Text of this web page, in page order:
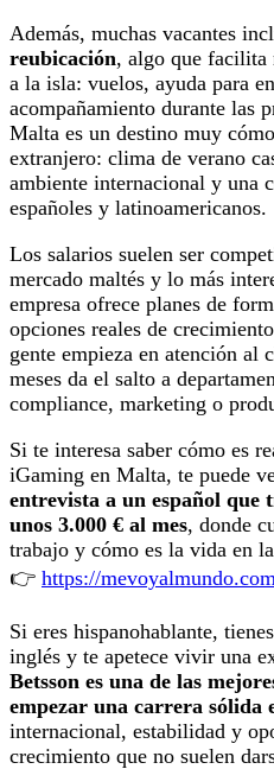
Además, muchas vacantes
reubicación, algo que facilita
a la isla: vuelos, ayuda para
acompañamiento durante las
Malta es un destino muy
extranjero: clima de verano
ambiente internacional y una
españoles y latinoamericanos.
Los salarios suelen ser
mercado maltés y lo más
empresa ofrece planes de
opciones reales de
gente empieza en atención al
meses da el salto a
compliance, marketing o
Si te interesa saber cómo es
iGaming en Malta, te puede
entrevista a un español que
unos 3.000 € al mes, donde
trabajo y cómo es la vida en
👉 https://
Si eres hispanohablante,
inglés y te apetece vivir una
Betsson es una de las
empezar una carrera sólida
internacional, estabilidad y
crecimiento que no suelen